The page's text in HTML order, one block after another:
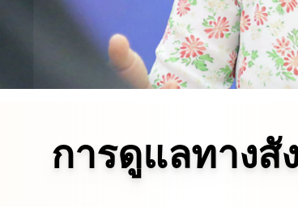
การดูแลทางสั